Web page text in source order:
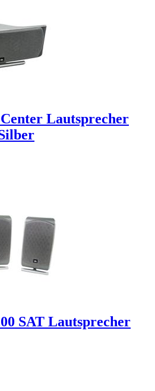
Lautsprecher
SAT Lautsprecher